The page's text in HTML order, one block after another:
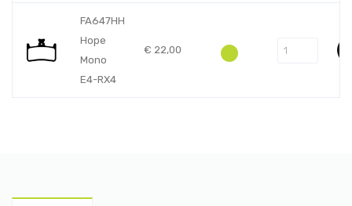
FA647HH
Hope
Mono
E4-RX4
€ 22,00